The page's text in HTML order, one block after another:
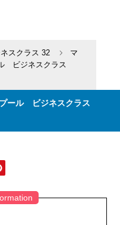
スクラス 32
マ
ビジネスクラス
ール ビジネスクラス